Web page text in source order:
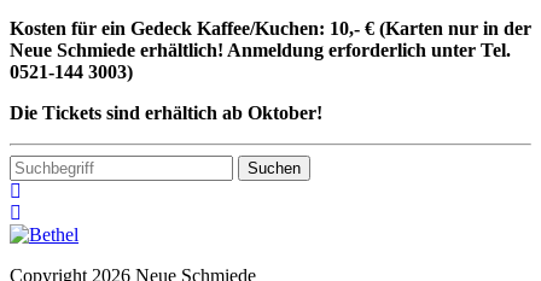
Kosten für ein Gedeck Kaffee/Kuchen: 10,- € (Karten nur in der
Neue Schmiede erhältlich! Anmeldung erforderlich unter Tel.
0521-144 3003)
Die Tickets sind erhältich ab Oktober!
Copyright 2026 Neue Schmiede